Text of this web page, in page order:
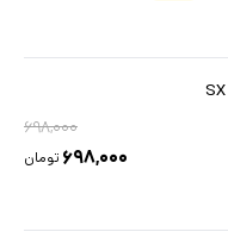
۶۹۸,۰۰۰
۶۹۸,۰۰۰ تومان